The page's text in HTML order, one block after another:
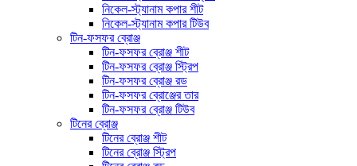
নিকেল-স্ট্যানাম কপার শীট
নিকেল-স্ট্যানাম কপার টিউব
টিন-ফসফর ব্রোঞ্জ
টিন-ফসফর ব্রোঞ্জ শীট
টিন-ফসফর ব্রোঞ্জ স্ট্রিপ
টিন-ফসফর ব্রোঞ্জ রড
টিন-ফসফর ব্রোঞ্জের তার
টিন-ফসফর ব্রোঞ্জ টিউব
টিনের ব্রোঞ্জ
টিনের ব্রোঞ্জ শীট
টিনের ব্রোঞ্জ স্ট্রিপ